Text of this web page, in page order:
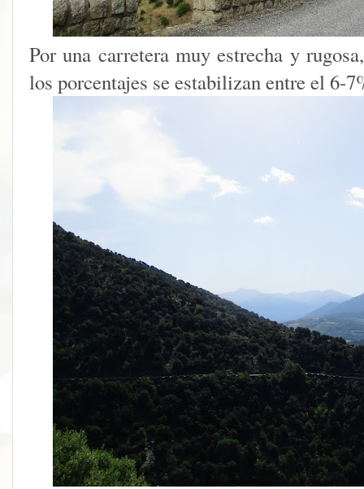
Por una carretera muy estrecha y
los porcentajes se estabilizan entre el 6-